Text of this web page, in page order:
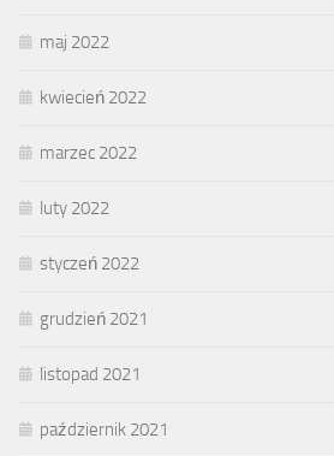
maj 2022
kwiecień 2022
marzec 2022
luty 2022
styczeń 2022
grudzień 2021
listopad 2021
październik 2021